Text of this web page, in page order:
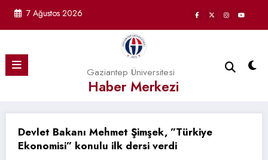
7 Ağustos 2026
Gaziantep Üniversitesi
Haber Merkezi
Devlet Bakanı Mehmet Şimşek, ”Türkiye
Ekonomisi” konulu ilk dersi verdi